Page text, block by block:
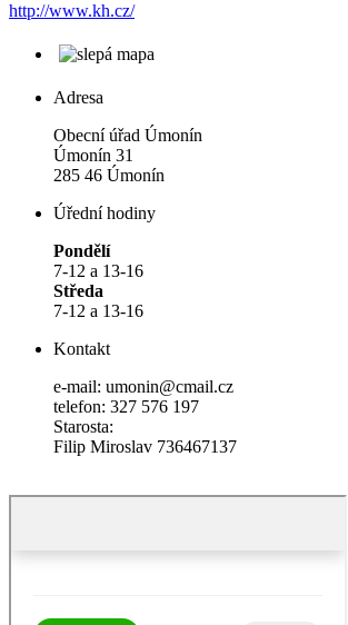
http://www.kh.cz/
Adresa
Obecní úřad Úmonín
Úmonín 31
285 46 Úmonín
Úřední hodiny
Pondělí
7-12 a 13-16
Středa
7-12 a 13-16
Kontakt
e-mail: umonin@cmail.cz
telefon: 327 576 197
Starosta:
Filip Miroslav 736467137